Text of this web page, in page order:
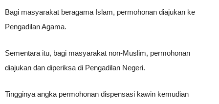
Bagi masyarakat beragama Islam, permohonan diajukan ke
Pengadilan Agama.
Sementara itu, bagi masyarakat non-Muslim, permohonan
diajukan dan diperiksa di Pengadilan Negeri.
Tingginya angka permohonan dispensasi kawin kemudian